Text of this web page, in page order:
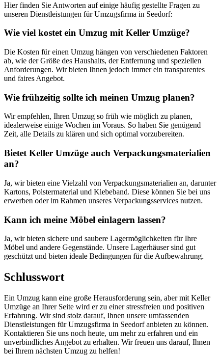
Hier finden Sie Antworten auf einige häufig gestellte Fragen zu
unseren Dienstleistungen für Umzugsfirma in Seedorf:
Wie viel kostet ein Umzug mit Keller Umzüge?
Die Kosten für einen Umzug hängen von verschiedenen Faktoren
ab, wie der Größe des Haushalts, der Entfernung und speziellen
Anforderungen. Wir bieten Ihnen jedoch immer ein transparentes
und faires Angebot.
Wie frühzeitig sollte ich meinen Umzug planen?
Wir empfehlen, Ihren Umzug so früh wie möglich zu planen,
idealerweise einige Wochen im Voraus. So haben Sie genügend
Zeit, alle Details zu klären und sich optimal vorzubereiten.
Bietet Keller Umzüge auch Verpackungsmaterialien
an?
Ja, wir bieten eine Vielzahl von Verpackungsmaterialien an, darunter
Kartons, Polstermaterial und Klebeband. Diese können Sie bei uns
erwerben oder im Rahmen unseres Verpackungsservices nutzen.
Kann ich meine Möbel einlagern lassen?
Ja, wir bieten sichere und saubere Lagermöglichkeiten für Ihre
Möbel und andere Gegenstände. Unsere Lagerhäuser sind gut
geschützt und bieten ideale Bedingungen für die Aufbewahrung.
Schlusswort
Ein Umzug kann eine große Herausforderung sein, aber mit Keller
Umzüge an Ihrer Seite wird er zu einer stressfreien und positiven
Erfahrung. Wir sind stolz darauf, Ihnen unsere umfassenden
Dienstleistungen für Umzugsfirma in Seedorf anbieten zu können.
Kontaktieren Sie uns noch heute, um mehr zu erfahren und ein
unverbindliches Angebot zu erhalten. Wir freuen uns darauf, Ihnen
bei Ihrem nächsten Umzug zu helfen!